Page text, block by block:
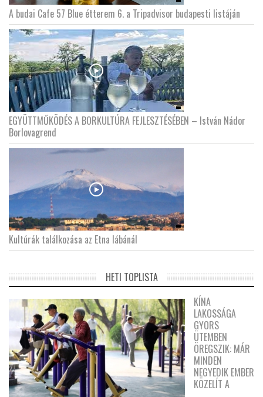
A budai Cafe 57 Blue étterem 6. a Tripadvisor budapesti listáján
EGYÜTTMŰKÖDÉS A BORKULTÚRA FEJLESZTÉSÉBEN – István Nádor
Borlovagrend
Kultúrák találkozása az Etna lábánál
HETI TOPLISTA
KÍNA
LAKOSSÁGA
GYORS
ÜTEMBEN
ÖREGSZIK: MÁR
MINDEN
NEGYEDIK EMBER
KÖZELÍT A